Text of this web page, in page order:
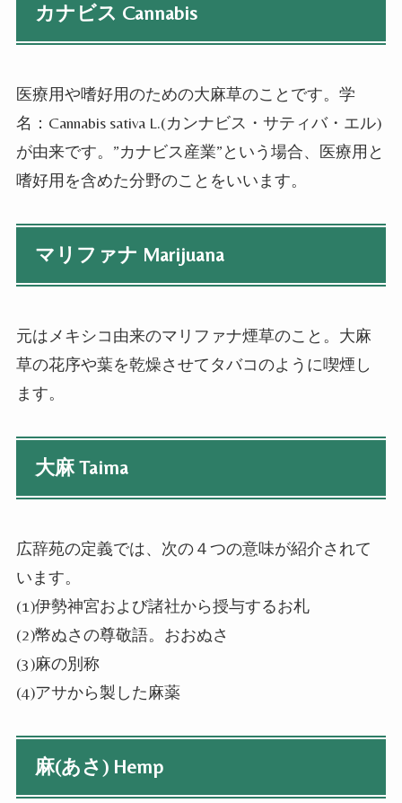
カナビス Cannabis
医療用や嗜好用のための大麻草のことです。学
名：Cannabis sativa L.(カンナビス・サティバ・エル)
が由来です。”カナビス産業”という場合、医療用と
嗜好用を含めた分野のことをいいます。
マリファナ Marijuana
元はメキシコ由来のマリファナ煙草のこと。大麻
草の花序や葉を乾燥させてタバコのように喫煙し
ます。
大麻 Taima
広辞苑の定義では、次の４つの意味が紹介されて
います。
(1)伊勢神宮および諸社から授与するお札
(2)幣ぬさの尊敬語。おおぬさ
(3)麻の別称
(4)アサから製した麻薬
麻(あさ) Hemp